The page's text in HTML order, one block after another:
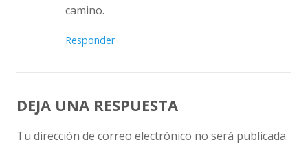
camino.
Responder
DEJA UNA RESPUESTA
Tu dirección de correo electrónico no será publicada.